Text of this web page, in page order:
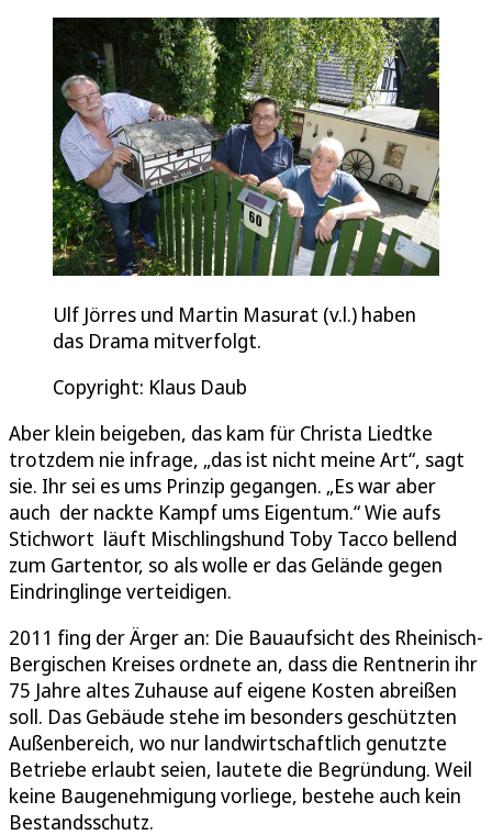
Ulf Jörres und Martin Masurat (v.l.) haben
das Drama mitverfolgt.
Copyright: Klaus Daub
Aber klein beigeben, das kam für Christa Liedtke
trotzdem nie infrage, „das ist nicht meine Art“, sagt
sie. Ihr sei es ums Prinzip gegangen. „Es war aber
auch der nackte Kampf ums Eigentum.“ Wie aufs
Stichwort läuft Mischlingshund Toby Tacco bellend
zum Gartentor, so als wolle er das Gelände gegen
Eindringlinge verteidigen.
2011 fing der Ärger an: Die Bauaufsicht des Rheinisch-
Bergischen Kreises ordnete an, dass die Rentnerin ihr
75 Jahre altes Zuhause auf eigene Kosten abreißen
soll. Das Gebäude stehe im besonders geschützten
Außenbereich, wo nur landwirtschaftlich genutzte
Betriebe erlaubt seien, lautete die Begründung. Weil
keine Baugenehmigung vorliege, bestehe auch kein
Bestandsschutz.